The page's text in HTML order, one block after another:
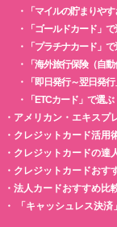
・
「マイルの貯まりや
・
「ゴールドカード」で
・
「プラチナカード」で
・
「海外旅行保険（自
・
「即日発行～翌日発行
・
「ETCカード」で選ぶ
・ アメリカン・エキスプ
・ クレジットカード活用
・ クレジットカードの達
・ クレジットカードおす
・ 法人カードおすすめ比
・
「キャッシュレス決